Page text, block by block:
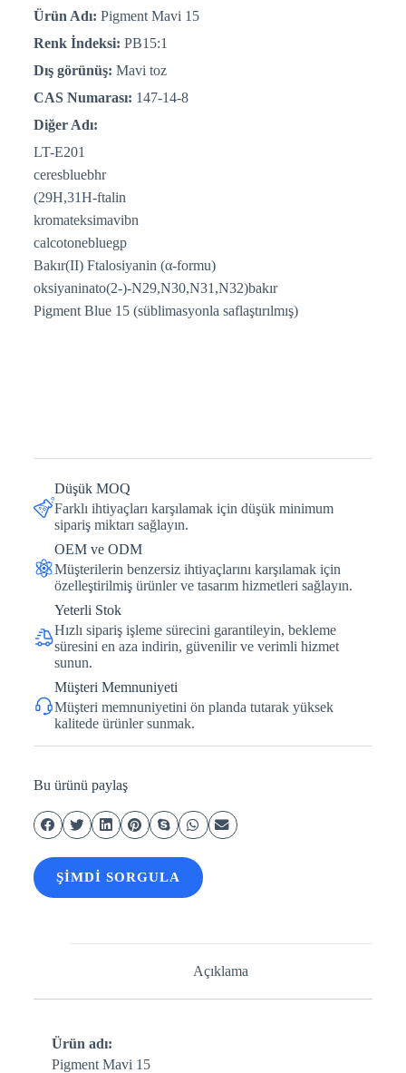
Ürün Adı: Pigment Mavi 15
Renk İndeksi: PB15:1
Dış görünüş: Mavi toz
CAS Numarası: 147-14-8
Diğer Adı:
LT-E201
ceresbluebhr
(29H,31H-ftalin
kromateksimavibn
calcotonebluegp
Bakır(II) Ftalosiyanin (α-formu)
oksiyaninato(2-)-N29,N30,N31,N32)bakır
Pigment Blue 15 (süblimasyonla saflaştırılmış)
Düşük MOQ
Farklı ihtiyaçları karşılamak için düşük minimum
sipariş miktarı sağlayın.
OEM ve ODM
Müşterilerin benzersiz ihtiyaçlarını karşılamak için
özelleştirilmiş ürünler ve tasarım hizmetleri sağlayın.
Yeterli Stok
Hızlı sipariş işleme sürecini garantileyin, bekleme
süresini en aza indirin, güvenilir ve verimli hizmet
sunun.
Müşteri Memnuniyeti
Müşteri memnuniyetini ön planda tutarak yüksek
kalitede ürünler sunmak.
Bu ürünü paylaş
ŞIMDI SORGULA
Açıklama
Ürün adı:
Pigment Mavi 15